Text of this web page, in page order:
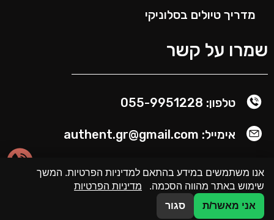
מדריך טיולים בסלוניקי
שמרו על קשר
טלפון: 055-9951228
אימייל: authent.gr@gmail.com
אנו משתמשים במידע בהתאם למדיניות הפרטיות. המשך
שימוש באתר מהווה הסכמה. מדיניות הפרטיות
אני מאשר/ת
סגור